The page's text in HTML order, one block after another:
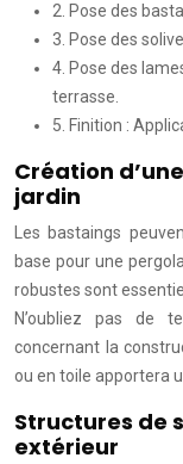
2. Pose des
3. Pose des
4. Pose des
terrasse.
5. Finition :
Création
jardin
Les bastaings
base pour une
robustes sont
N’oubliez pas de
concernant la
ou en toile apportera
Structures de
extérieur